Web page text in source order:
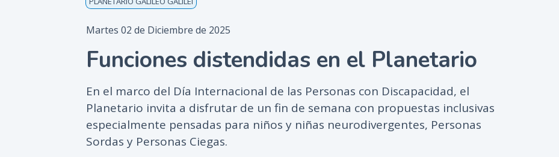
e
n
d
o
p
Martes 02 de Diciembre de 2025
Funciones distendidas en el Planetario
En el marco del Día Internacional de las Personas con Discapacidad, el
Planetario invita a disfrutar de un fin de semana con propuestas inclusivas
especialmente pensadas para niños y niñas neurodivergentes, Personas
Sordas y Personas Ciegas.